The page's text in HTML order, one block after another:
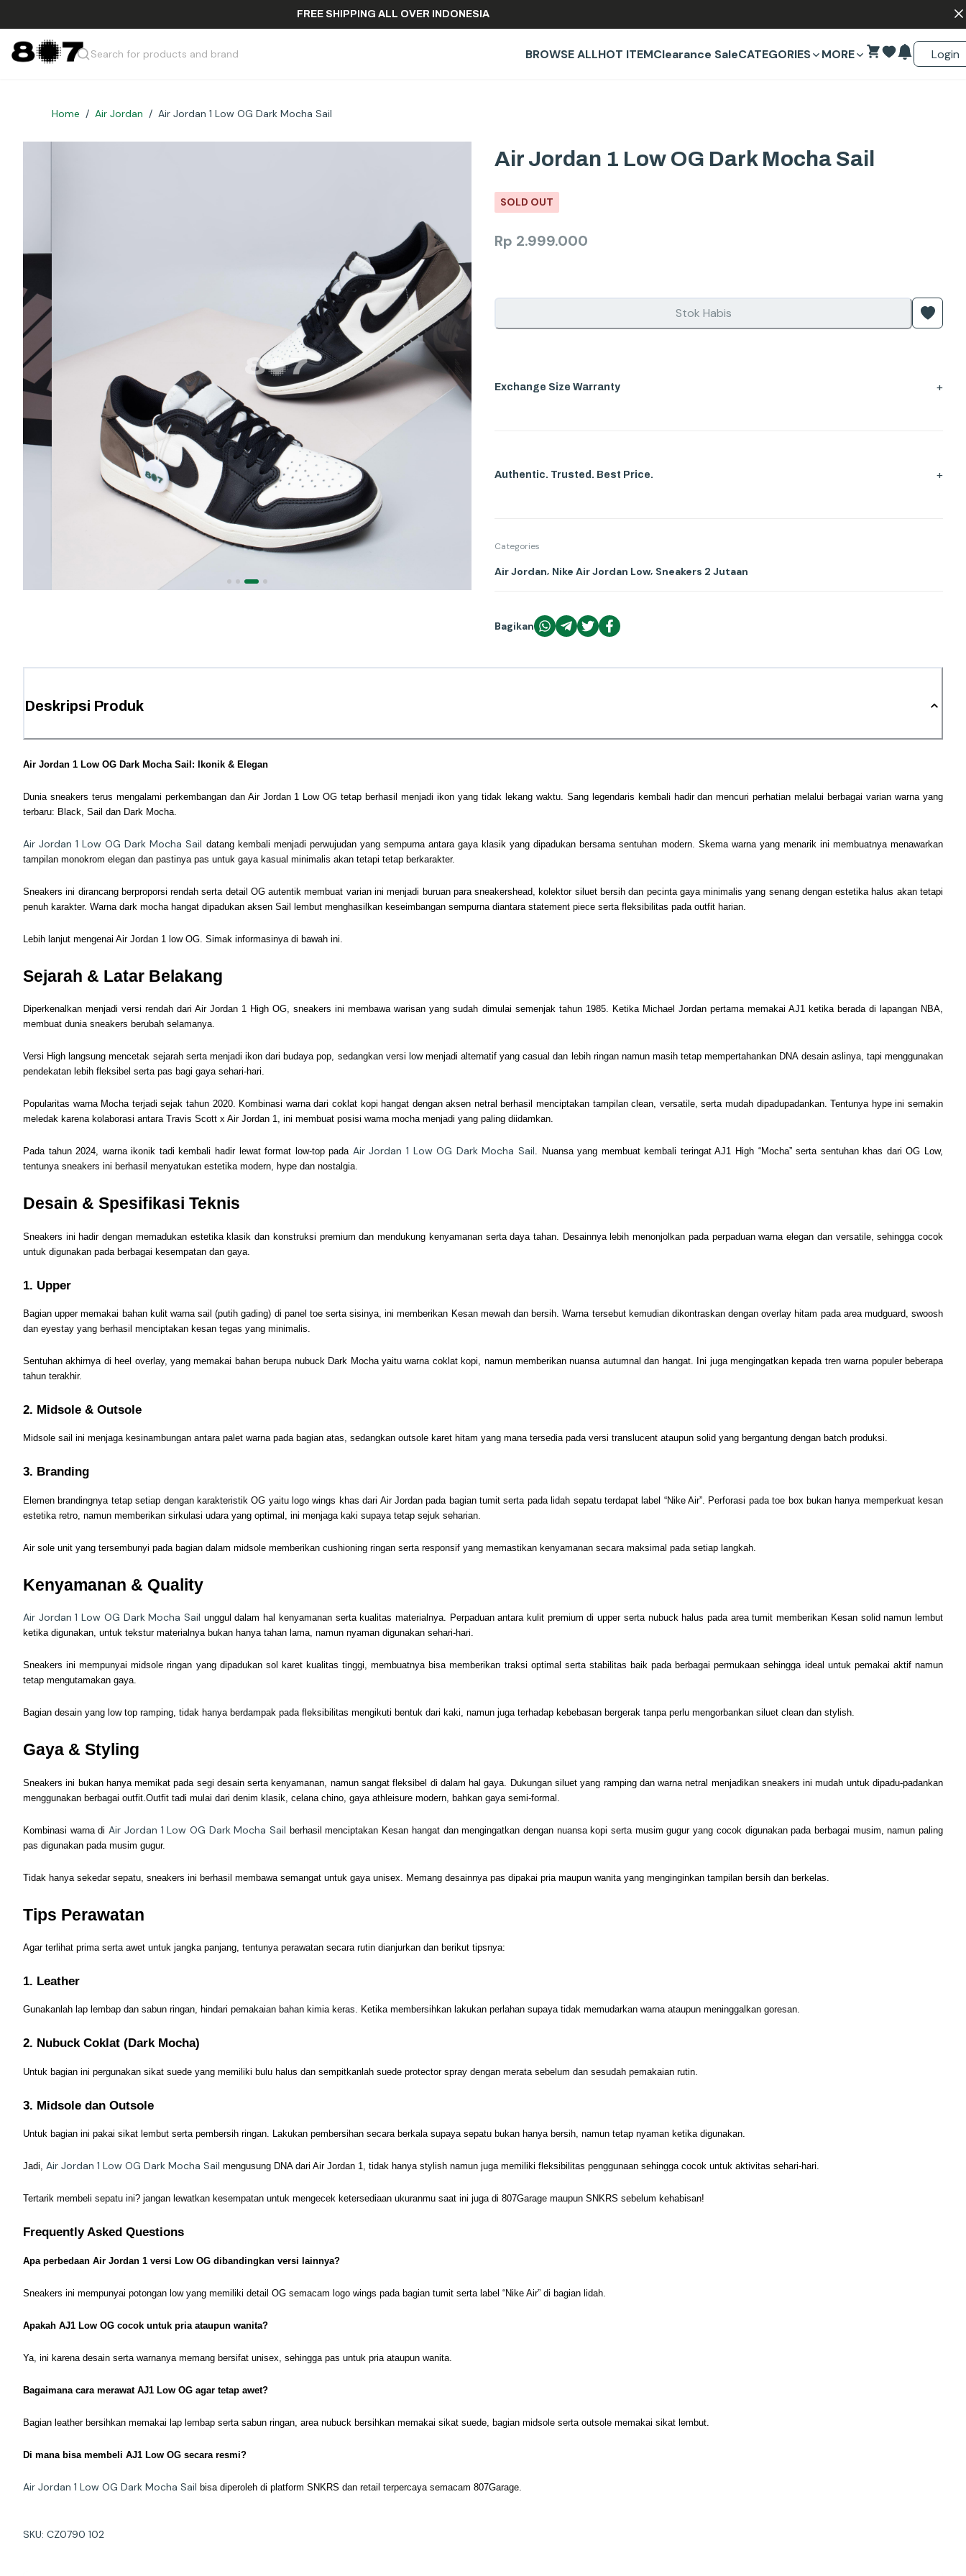
FREE SHIPPING ALL OVER INDONESIA
Search for products and brand BROWSE ALLHOT ITEMClearance SaleCATEGORIES MORE Login
Home / Air Jordan / Air Jordan 1 Low OG Dark Mocha Sail
Air Jordan 1 Low OG Dark Mocha Sail
SOLD OUT
Rp 2.999.000
Stok Habis
Exchange Size Warranty +
Authentic. Trusted. Best Price. +
Categories
Air Jordan, Nike Air Jordan Low, Sneakers 2 Jutaan
Bagikan
Deskripsi Produk
Air Jordan 1 Low OG Dark Mocha Sail: Ikonik & Elegan
Dunia sneakers terus mengalami perkembangan dan Air Jordan 1 Low OG tetap berhasil menjadi ikon yang tidak lekang waktu. Sang legendaris kembali hadir dan mencuri perhatian melalui berbagai varian warna yang
terbaru: Black, Sail dan Dark Mocha.
Air Jordan 1 Low OG Dark Mocha Sail datang kembali menjadi perwujudan yang sempurna antara gaya klasik yang dipadukan bersama sentuhan modern. Skema warna yang menarik ini membuatnya menawarkan
tampilan monokrom elegan dan pastinya pas untuk gaya kasual minimalis akan tetapi tetap berkarakter.
Sneakers ini dirancang berproporsi rendah serta detail OG autentik membuat varian ini menjadi buruan para sneakershead, kolektor siluet bersih dan pecinta gaya minimalis yang senang dengan estetika halus akan tetapi
penuh karakter. Warna dark mocha hangat dipadukan aksen Sail lembut menghasilkan keseimbangan sempurna diantara statement piece serta fleksibilitas pada outfit harian.
Lebih lanjut mengenai Air Jordan 1 low OG. Simak informasinya di bawah ini.
Sejarah & Latar Belakang
Diperkenalkan menjadi versi rendah dari Air Jordan 1 High OG, sneakers ini membawa warisan yang sudah dimulai semenjak tahun 1985. Ketika Michael Jordan pertama memakai AJ1 ketika berada di lapangan NBA,
membuat dunia sneakers berubah selamanya.
Versi High langsung mencetak sejarah serta menjadi ikon dari budaya pop, sedangkan versi low menjadi alternatif yang casual dan lebih ringan namun masih tetap mempertahankan DNA desain aslinya, tapi menggunakan
pendekatan lebih fleksibel serta pas bagi gaya sehari-hari.
Popularitas warna Mocha terjadi sejak tahun 2020. Kombinasi warna dari coklat kopi hangat dengan aksen netral berhasil menciptakan tampilan clean, versatile, serta mudah dipadupadankan. Tentunya hype ini semakin
meledak karena kolaborasi antara Travis Scott x Air Jordan 1, ini membuat posisi warna mocha menjadi yang paling diidamkan.
Pada tahun 2024, warna ikonik tadi kembali hadir lewat format low-top pada Air Jordan 1 Low OG Dark Mocha Sail. Nuansa yang membuat kembali teringat AJ1 High “Mocha” serta sentuhan khas dari OG Low,
tentunya sneakers ini berhasil menyatukan estetika modern, hype dan nostalgia.
Desain & Spesifikasi Teknis
Sneakers ini hadir dengan memadukan estetika klasik dan konstruksi premium dan mendukung kenyamanan serta daya tahan. Desainnya lebih menonjolkan pada perpaduan warna elegan dan versatile, sehingga cocok
untuk digunakan pada berbagai kesempatan dan gaya.
1. Upper
Bagian upper memakai bahan kulit warna sail (putih gading) di panel toe serta sisinya, ini memberikan Kesan mewah dan bersih. Warna tersebut kemudian dikontraskan dengan overlay hitam pada area mudguard, swoosh
dan eyestay yang berhasil menciptakan kesan tegas yang minimalis.
Sentuhan akhirnya di heel overlay, yang memakai bahan berupa nubuck Dark Mocha yaitu warna coklat kopi, namun memberikan nuansa autumnal dan hangat. Ini juga mengingatkan kepada tren warna populer beberapa
tahun terakhir.
2. Midsole & Outsole
Midsole sail ini menjaga kesinambungan antara palet warna pada bagian atas, sedangkan outsole karet hitam yang mana tersedia pada versi translucent ataupun solid yang bergantung dengan batch produksi.
3. Branding
Elemen brandingnya tetap setiap dengan karakteristik OG yaitu logo wings khas dari Air Jordan pada bagian tumit serta pada lidah sepatu terdapat label “Nike Air”. Perforasi pada toe box bukan hanya memperkuat kesan
estetika retro, namun memberikan sirkulasi udara yang optimal, ini menjaga kaki supaya tetap sejuk seharian.
Air sole unit yang tersembunyi pada bagian dalam midsole memberikan cushioning ringan serta responsif yang memastikan kenyamanan secara maksimal pada setiap langkah.
Kenyamanan & Quality
Air Jordan 1 Low OG Dark Mocha Sail unggul dalam hal kenyamanan serta kualitas materialnya. Perpaduan antara kulit premium di upper serta nubuck halus pada area tumit memberikan Kesan solid namun lembut
ketika digunakan, untuk tekstur materialnya bukan hanya tahan lama, namun nyaman digunakan sehari-hari.
Sneakers ini mempunyai midsole ringan yang dipadukan sol karet kualitas tinggi, membuatnya bisa memberikan traksi optimal serta stabilitas baik pada berbagai permukaan sehingga ideal untuk pemakai aktif namun
tetap mengutamakan gaya.
Bagian desain yang low top ramping, tidak hanya berdampak pada fleksibilitas mengikuti bentuk dari kaki, namun juga terhadap kebebasan bergerak tanpa perlu mengorbankan siluet clean dan stylish.
Gaya & Styling
Sneakers ini bukan hanya memikat pada segi desain serta kenyamanan, namun sangat fleksibel di dalam hal gaya. Dukungan siluet yang ramping dan warna netral menjadikan sneakers ini mudah untuk dipadu-padankan
menggunakan berbagai outfit.Outfit tadi mulai dari denim klasik, celana chino, gaya athleisure modern, bahkan gaya semi-formal.
Kombinasi warna di Air Jordan 1 Low OG Dark Mocha Sail berhasil menciptakan Kesan hangat dan mengingatkan dengan nuansa kopi serta musim gugur yang cocok digunakan pada berbagai musim, namun paling
pas digunakan pada musim gugur.
Tidak hanya sekedar sepatu, sneakers ini berhasil membawa semangat untuk gaya unisex. Memang desainnya pas dipakai pria maupun wanita yang menginginkan tampilan bersih dan berkelas.
Tips Perawatan
Agar terlihat prima serta awet untuk jangka panjang, tentunya perawatan secara rutin dianjurkan dan berikut tipsnya:
1. Leather
Gunakanlah lap lembap dan sabun ringan, hindari pemakaian bahan kimia keras. Ketika membersihkan lakukan perlahan supaya tidak memudarkan warna ataupun meninggalkan goresan.
2. Nubuck Coklat (Dark Mocha)
Untuk bagian ini pergunakan sikat suede yang memiliki bulu halus dan sempitkanlah suede protector spray dengan merata sebelum dan sesudah pemakaian rutin.
3. Midsole dan Outsole
Untuk bagian ini pakai sikat lembut serta pembersih ringan. Lakukan pembersihan secara berkala supaya sepatu bukan hanya bersih, namun tetap nyaman ketika digunakan.
Jadi, Air Jordan 1 Low OG Dark Mocha Sail mengusung DNA dari Air Jordan 1, tidak hanya stylish namun juga memiliki fleksibilitas penggunaan sehingga cocok untuk aktivitas sehari-hari.
Tertarik membeli sepatu ini? jangan lewatkan kesempatan untuk mengecek ketersediaan ukuranmu saat ini juga di 807Garage maupun SNKRS sebelum kehabisan!
Frequently Asked Questions
Apa perbedaan Air Jordan 1 versi Low OG dibandingkan versi lainnya?
Sneakers ini mempunyai potongan low yang memiliki detail OG semacam logo wings pada bagian tumit serta label “Nike Air” di bagian lidah.
Apakah AJ1 Low OG cocok untuk pria ataupun wanita?
Ya, ini karena desain serta warnanya memang bersifat unisex, sehingga pas untuk pria ataupun wanita.
Bagaimana cara merawat AJ1 Low OG agar tetap awet?
Bagian leather bersihkan memakai lap lembap serta sabun ringan, area nubuck bersihkan memakai sikat suede, bagian midsole serta outsole memakai sikat lembut.
Di mana bisa membeli AJ1 Low OG secara resmi?
Air Jordan 1 Low OG Dark Mocha Sail bisa diperoleh di platform SNKRS dan retail terpercaya semacam 807Garage.
SKU: CZ0790 102